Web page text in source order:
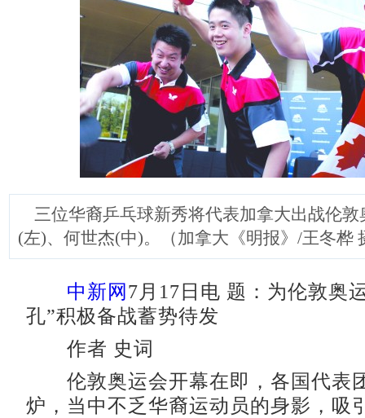
三位华裔乒乓球新秀将代表加拿大出战伦敦
(左)、何世杰(中)。（加拿大《明报》/王冬桦
中新网 7月17日电 题：为伦敦奥
孔”积极备战蓄势待发
作者 史词
伦敦奥运会开幕在即，各国代表
炉，当中不乏华裔运动员的身影，吸